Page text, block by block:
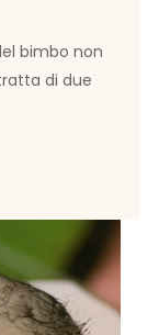
bimbo non
di due